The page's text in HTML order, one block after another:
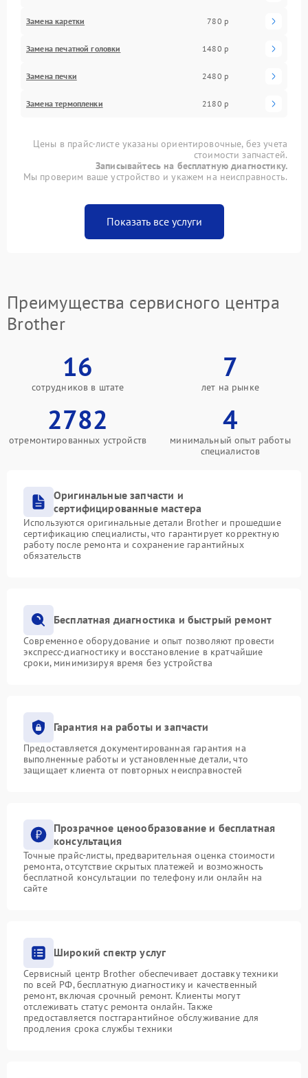
Замена каретки 780 р
Замена печатной головки 1480 р
Замена печки 2480 р
Замена термопленки 2180 р
Цены в прайс-листе указаны ориентировочные, без учета
стоимости запчастей.
Записывайтесь на бесплатную диагностику.
Мы проверим ваше устройство и укажем на неисправность.
Показать все услуги
Преимущества сервисного центра
Brother
16
сотрудников в штате
7
лет на рынке
2782
отремонтированных устройств
4
минимальный опыт работы
специалистов
Оригинальные запчасти и
сертифицированные мастера
Используются оригинальные детали Brother и прошедшие
сертификацию специалисты, что гарантирует корректную
работу после ремонта и сохранение гарантийных
обязательств
Бесплатная диагностика и быстрый ремонт
Современное оборудование и опыт позволяют провести
экспресс-диагностику и восстановление в кратчайшие
сроки, минимизируя время без устройства
Гарантия на работы и запчасти
Предоставляется документированная гарантия на
выполненные работы и установленные детали, что
защищает клиента от повторных неисправностей
Прозрачное ценообразование и бесплатная
консультация
Точные прайс-листы, предварительная оценка стоимости
ремонта, отсутствие скрытых платежей и возможность
бесплатной консультации по телефону или онлайн на
сайте
Широкий спектр услуг
Сервисный центр Brother обеспечивает доставку техники
по всей РФ, бесплатную диагностику и качественный
ремонт, включая срочный ремонт. Клиенты могут
отслеживать статус ремонта онлайн. Также
предоставляется постгарантийное обслуживание для
продления срока службы техники